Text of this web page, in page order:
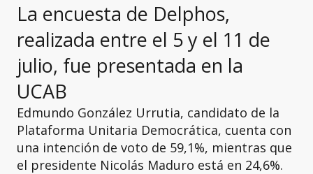
La encuesta de Delphos,
realizada entre el 5 y el 11 de
julio, fue presentada en la
UCAB
Edmundo González Urrutia, candidato de la
Plataforma Unitaria Democrática, cuenta con
una intención de voto de 59,1%, mientras que
el presidente Nicolás Maduro está en 24,6%.